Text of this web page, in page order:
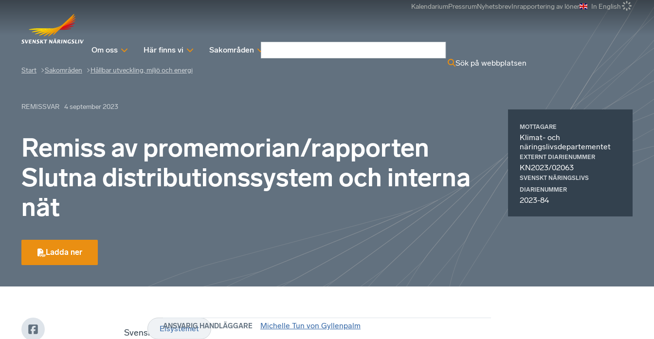
KalendariumPressrumNyhetsbrevInrapportering av löner In English
Om oss Här finns vi Sakområden
Sök på webbplatsen
Start Sakområden Hållbar utveckling, miljö och energi
REMISSVAR 4 september 2023
Remiss av promemorian/rapporten
Slutna distributionssystem och interna
nät
Ladda ner
MOTTAGARE
Klimat- och
näringslivsdepartementet
EXTERNT DIARIENUMMER
KN2023/02063
SVENSKT NÄRINGSLIVS
DIARIENUMMER
2023-84
Svenskt
Elsystemet
ANSVARIG HANDLÄGGARE Michelle Tun von Gyllenpalm